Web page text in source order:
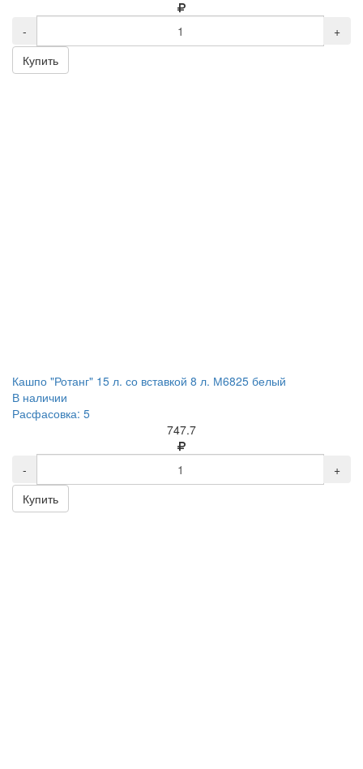
-
+
Купить
Кашпо "Ротанг" 15 л. со вставкой 8 л. М6825 белый
В наличии
Расфасовка: 5
747.7
-
+
Купить